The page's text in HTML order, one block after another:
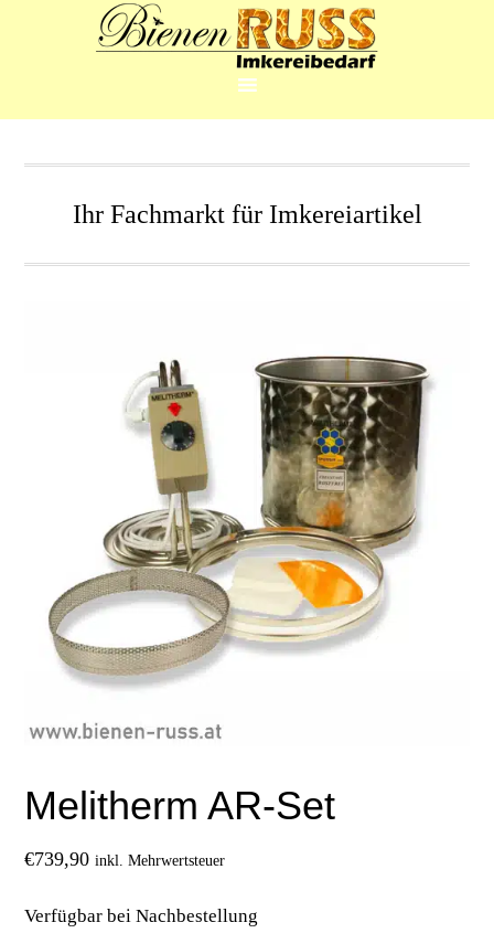
Ihr Fachmarkt für Imkereiartikel
Melitherm AR-Set
€739,90 inkl. Mehrwertsteuer
Verfügbar bei Nachbestellung